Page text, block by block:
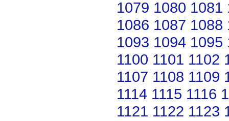
1079 1080 1081
1086 1087 1088
1093 1094 1095
1100 1101 1102
1107 1108 1109
1114 1115 1116
1121 1122 1123